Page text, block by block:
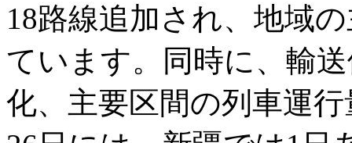
18路線追加され、地域
ています。同時に、輸
化、主要区間の列車運